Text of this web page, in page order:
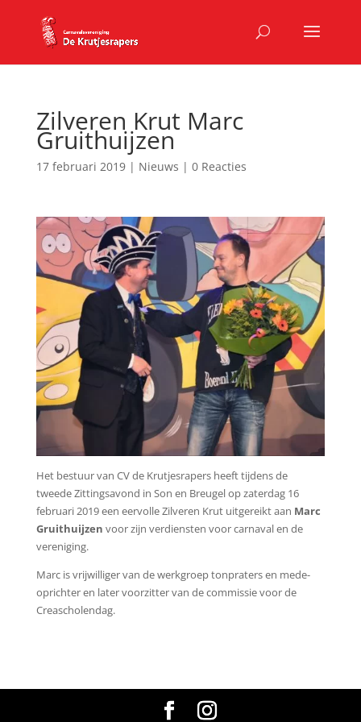
Zilveren Krut Marc
Gruithuijzen
17 februari 2019| Nieuws | 0 Reacties
Het bestuur van CV de Krutjesrapers heeft tijdens de
tweede Zittingsavond in Son en Breugel op zaterdag 16
februari 2019 een eervolle Zilveren Krut uitgereikt aan Marc
Gruithuijzen voor zijn verdiensten voor carnaval en de
vereniging.
Marc is vrijwilliger van de werkgroep tonpraters en mede-
oprichter en later voorzitter van de commissie voor de
Creascholendag.